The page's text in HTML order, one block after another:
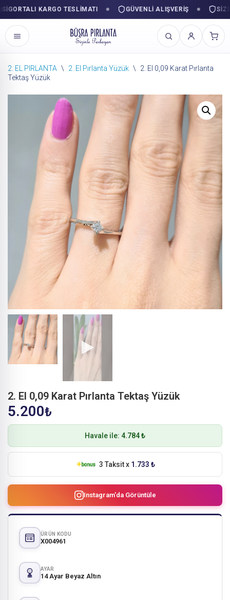
KARGO TESLIMATI GÜVENLI ALIŞVERIŞ
İçeriğe
2. EL PIRLANTA \ 2. El Pırlanta Yüzük \
2. El 0,09 Karat Pırlanta
Tektaş Yüzük
2. El 0,09 Karat Pırlanta Tektaş Yüzük
5.200₺
Havale ile: 4.784 ₺
3 Taksit x 1.733 ₺
Instagram'da Görüntüle
ÜRÜN KODU
X004961
AYAR
14 Ayar Beyaz Altın